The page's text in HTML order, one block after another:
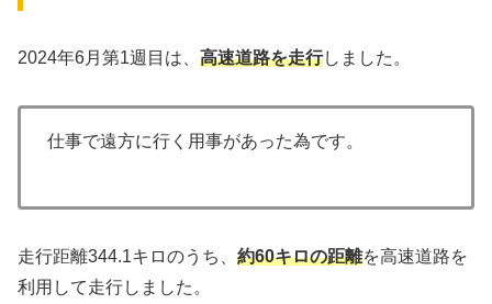
2024年6月第1週目は、 高速道路を走行しました。
仕事で遠方に行く用事があった為です。
走行距離344.1キロのうち、 約60キロの距離を高速道路を
利用して走行しました。